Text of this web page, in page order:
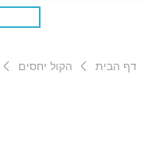
דף הבית הקול יחסים